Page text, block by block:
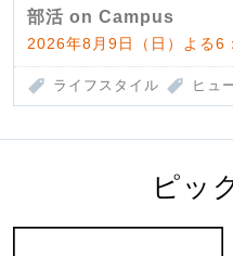
部活 on Campus
2026年8月9日（日）よる6
ライフスタイル ヒュ
ピッ